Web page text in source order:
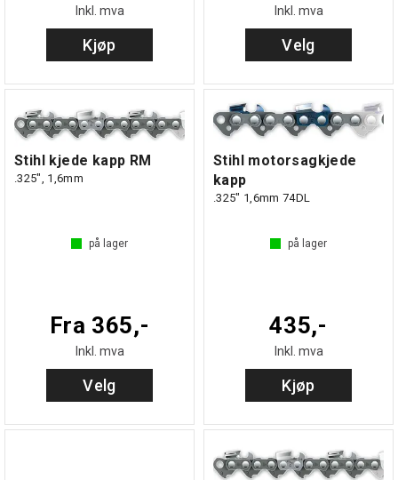
Inkl. mva
Kjøp
Inkl. mva
Velg
Stihl kjede kapp RM
.325", 1,6mm
på lager
Fra 365,-
Inkl. mva
Velg
Stihl motorsagkjede
kapp
.325" 1,6mm 74DL
på lager
435,-
Inkl. mva
Kjøp